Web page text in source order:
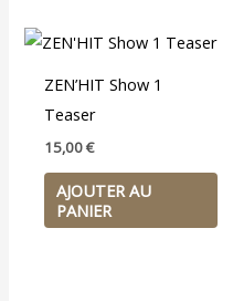
ZEN’HIT Show 1
Teaser
15,00€
AJOUTER AU
PANIER